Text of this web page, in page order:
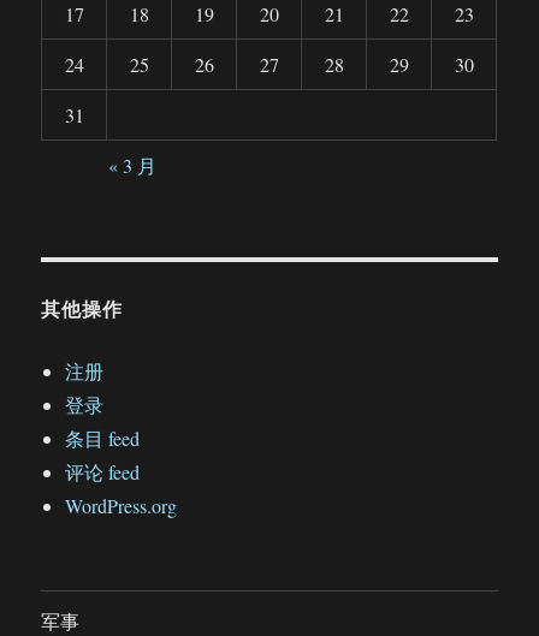
17
18 19 20 21 22
23
24
25 26 27 28 29
30
31
« 3 月
其他操作
注册
登录
条目 feed
评论 feed
WordPress.org
军事